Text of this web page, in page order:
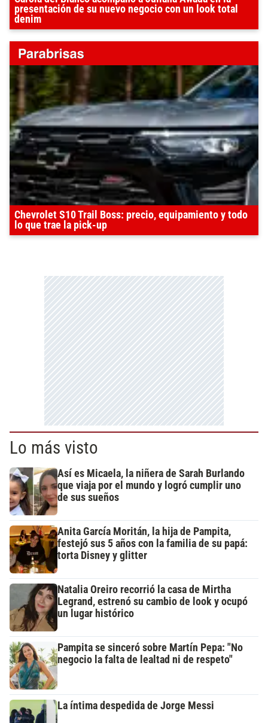
presentación de su nuevo negocio con un look total
denim
Chevrolet S10 Trail Boss: precio, equipamiento y todo
lo que trae la pick-up
Lo más visto
Así es Micaela, la niñera de Sarah Burlando
que viaja por el mundo y logró cumplir uno
de sus sueños
Anita García Moritán, la hija de Pampita,
festejó sus 5 años con la familia de su papá:
torta Disney y glitter
Natalia Oreiro recorrió la casa de Mirtha
Legrand, estrenó su cambio de look y ocupó
un lugar histórico
Pampita se sinceró sobre Martín Pepa: "No
negocio la falta de lealtad ni de respeto"
La íntima despedida de Jorge Messi